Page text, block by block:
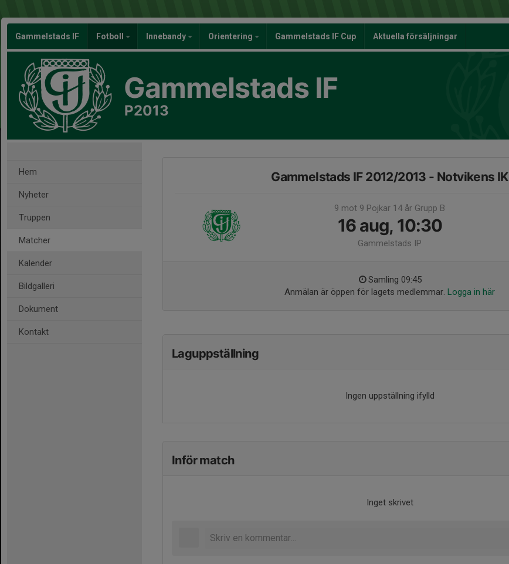
Gammelstads IF Fotboll Innebandy Orientering Gammelstads IF Cup Aktuella försäljningar
Gammelstads IF
P2013
Hem
Nyheter
Truppen
Matcher
Kalender
Bildgalleri
Dokument
Kontakt
Gammelstads IF 2012/2013 - Notvikens IK
9 mot 9 Pojkar 14 år Grupp B
16 aug, 10:30
Gammelstads IP
Samling 09:45
Anmälan är öppen för lagets medlemmar. Logga in här
Laguppställning
Ingen uppställning ifylld
Inför match
Inget skrivet